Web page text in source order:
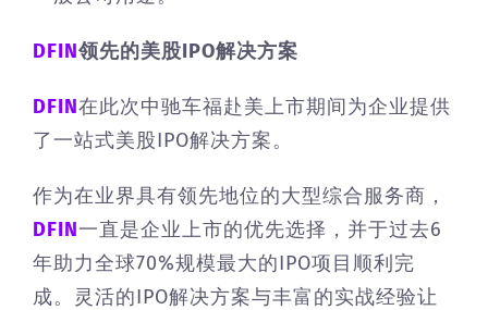
DFIN领先的美股IPO解决方案
DFIN在此次中驰车福赴美上市期间为企业提供
了一站式美股IPO解决方案。
作为在业界具有领先地位的大型综合服务商，
DFIN一直是企业上市的优先选择，并于过去6
年助力全球70%规模最大的IPO项目顺利完
成。灵活的IPO解决方案与丰富的实战经验让